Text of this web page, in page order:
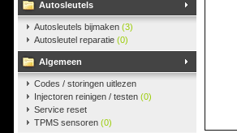
Autosleutels
Autosleutels bijmaken (3)
Autosleutel reparatie (0)
Algemeen
Codes / storingen uitlezen
Injectoren reinigen / testen (0)
Service reset
TPMS sensoren (0)